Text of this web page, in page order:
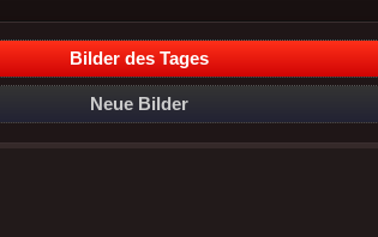
Bilder des Tages
Neue Bilder